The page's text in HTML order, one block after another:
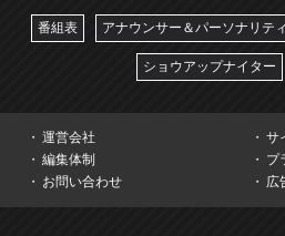
番組表 アナウンサー＆パーソナリテ
ショウアップナイター
運営会社
サ
編集体制
プ
お問い合わせ
広